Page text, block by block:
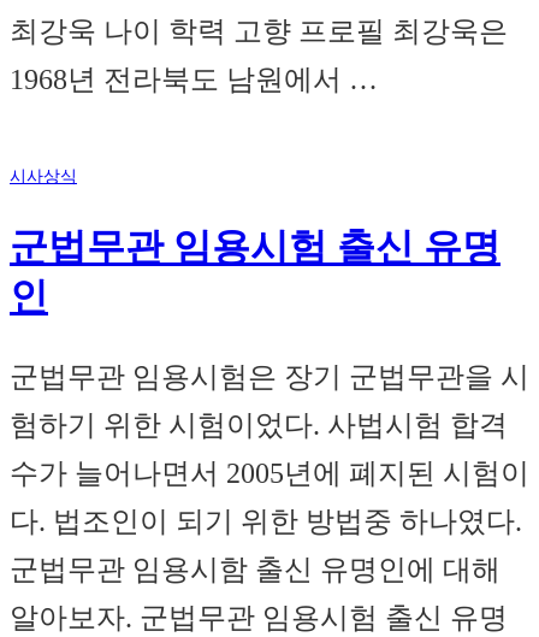
최강욱 나이 학력 고향 프로필 최강욱은
1968년 전라북도 남원에서 …
시사상식
군법무관 임용시험 출신 유명
인
군법무관 임용시험은 장기 군법무관을 시
험하기 위한 시험이었다. 사법시험 합격
수가 늘어나면서 2005년에 폐지된 시험이
다. 법조인이 되기 위한 방법중 하나였다.
군법무관 임용시함 출신 유명인에 대해
알아보자. 군법무관 임용시험 출신 유명